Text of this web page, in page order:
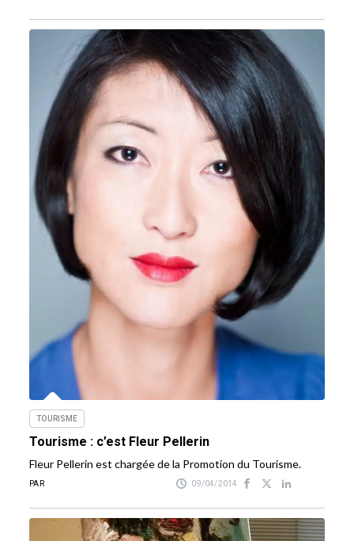
TOURISME
Tourisme : c’est Fleur Pellerin
Fleur Pellerin est chargée de la Promotion du Tourisme.
PAR 09/04/2014